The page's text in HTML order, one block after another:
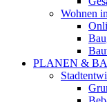
Wohnen
PLANEN &